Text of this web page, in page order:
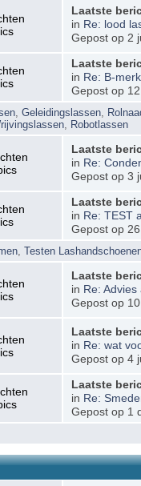
Laatste
in Re: lood
Gepost op 2
Laatste
in Re: B-
Gepost op
Geleidingslassen
Robotlassen
Laatste
in Re:
Gepost op 3
Laatste
in Re: TEST
Gepost op
Testen
Laatste
in Re: Advies
Gepost op
Laatste
in Re: wat
Gepost op 4
Laatste
in Re:
Gepost op 1